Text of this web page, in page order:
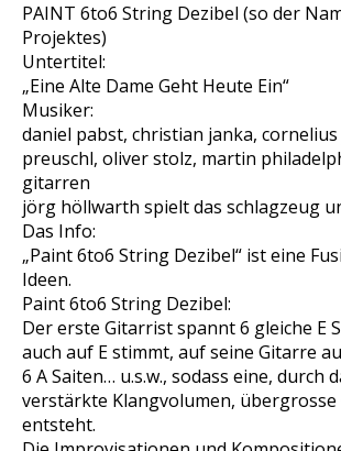
PAINT 6to6 String Dezibel (so der
Projektes)
Untertitel:
„Eine Alte Dame Geht Heute Ein“
Musiker:
daniel pabst, christian janka,
preuschl, oliver stolz, martin
gitarren
jörg höllwarth spielt das schlagzeug
Das Info:
„Paint 6to6 String Dezibel“ ist eine
Ideen.
Paint 6to6 String Dezibel:
Der erste Gitarrist spannt 6 gleiche E
auch auf E stimmt, auf seine Gitarre
6 A Saiten… u.s.w., sodass eine, durch
verstärkte Klangvolumen, übergrosse
entsteht.